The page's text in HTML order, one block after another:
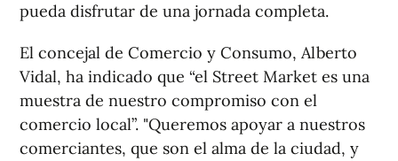
pueda disfrutar de una jornada completa.
El concejal de Comercio y Consumo, Alberto
Vidal, ha indicado que “el Street Market es una
muestra de nuestro compromiso con el
comercio local”. "Queremos apoyar a nuestros
comerciantes, que son el alma de la ciudad, y